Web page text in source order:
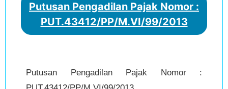
Putusan Pengadilan Pajak Nomor :
PUT.43412/PP/M.VI/99/2013
Putusan Pengadilan Pajak Nomor :